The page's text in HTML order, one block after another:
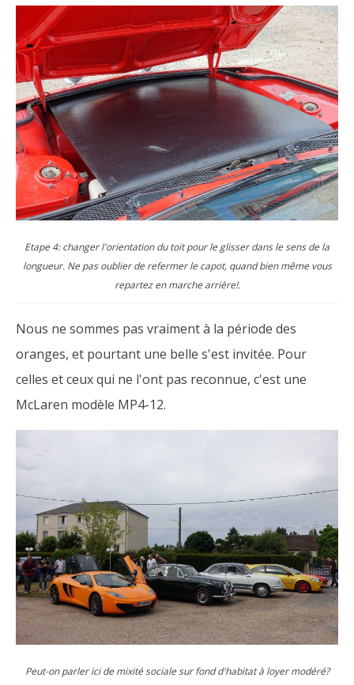
Etape 4: changer l'orientation du toit pour le glisser dans le sens de la
longueur. Ne pas oublier de refermer le capot, quand bien même vous
repartez en marche arrière!.
Nous ne sommes pas vraiment à la période des
oranges, et pourtant une belle s'est invitée. Pour
celles et ceux qui ne l'ont pas reconnue, c'est une
McLaren modèle MP4-12.
Peut-on parler ici de mixité sociale sur fond d'habitat à loyer modéré?